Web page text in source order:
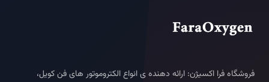
فروشگاه فرا اکسیژن: ارائه دهنده ی انواع الکتروموتور های فن کویل،